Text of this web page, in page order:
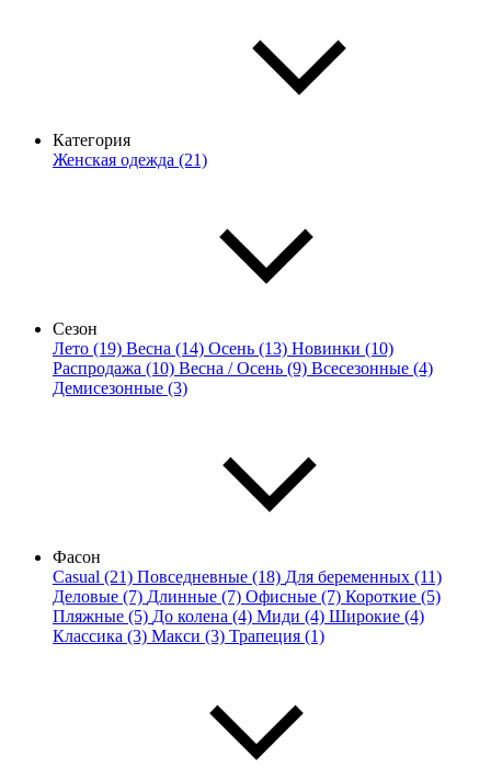
Категория
Женская одежда (21)
Сезон
Лето (19) Весна (14) Осень (13) Новинки (10)
Распродажа (10) Весна / Осень (9) Всесезонные (4)
Демисезонные (3)
Фасон
Casual (21) Повседневные (18) Для беременных (11)
Деловые (7) Длинные (7) Офисные (7) Короткие (5)
Пляжные (5) До колена (4) Миди (4) Широкие (4)
Классика (3) Макси (3) Трапеция (1)